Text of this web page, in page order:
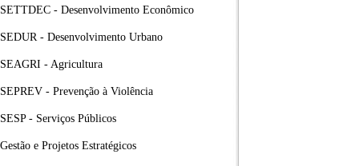
SETTDEC - Desenvolvimento Econômico
SEDUR - Desenvolvimento Urbano
SEAGRI - Agricultura
SEPREV - Prevenção à Violência
SESP - Serviços Públicos
Gestão e Projetos Estratégicos